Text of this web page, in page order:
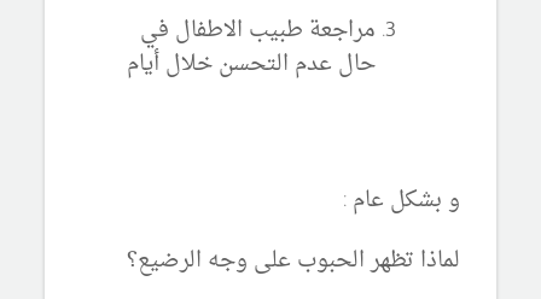
مراجعة طبيب الاطفال في
حال عدم التحسن خلال أيام
و بشكل عام :
لماذا تظهر الحبوب على وجه الرضيع؟